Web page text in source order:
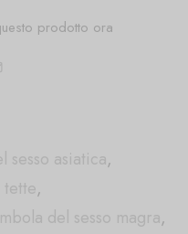
prodotto ora
sesso asiatica,
tette,
del sesso magra,